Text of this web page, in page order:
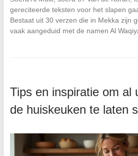
gereciteerde teksten voor het slapen
Bestaat uit 30 verzen die in Mekka zijn
vaak aangeduid met de namen Al
Tips en inspiratie om al
de huiskeuken te laten